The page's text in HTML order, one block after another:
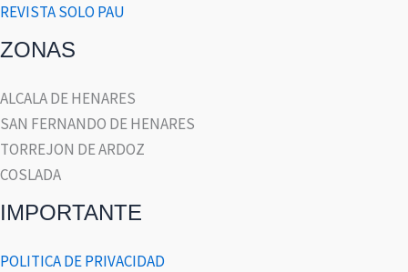
REVISTA SOLO PAU
ZONAS
ALCALA DE HENARES
SAN FERNANDO DE HENARES
TORREJON DE ARDOZ
COSLADA
IMPORTANTE
POLITICA DE PRIVACIDAD